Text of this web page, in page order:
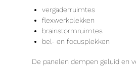
vergaderruimtes
flexwerkplekken
brainstormruimtes
bel- en focusplekken
De panelen dempen geluid en